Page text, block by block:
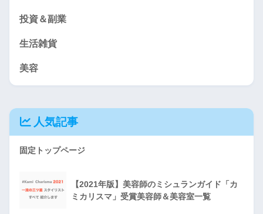
投資＆副業
生活雑貨
美容
人気記事
固定トップページ
【2021年版】美容師のミシュランガイド「カ
ミカリスマ」受賞美容師＆美容室一覧